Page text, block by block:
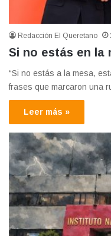
Redacción El Queretano
Si no estás en la
“Si no estás a la mesa,
frases que marcaron una
Leer más »